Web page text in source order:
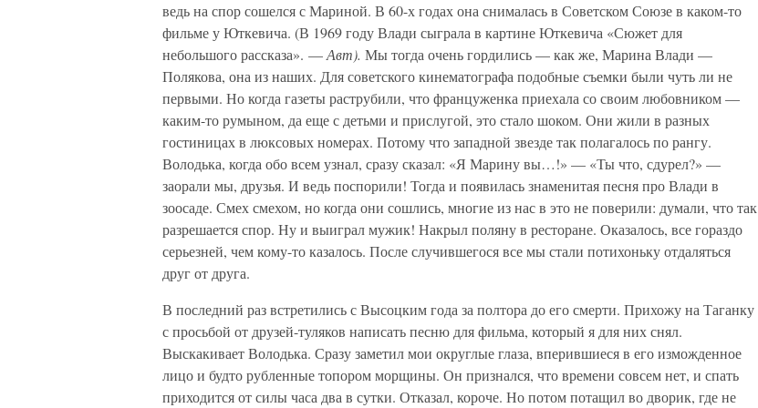
ведь на спор сошелся с Мариной. В 60-х годах она снималась в Советском Союзе в каком-то
фильме у Юткевича. (В 1969 году Влади сыграла в картине Юткевича «Сюжет для
небольшого рассказа». —Авт). Мы тогда очень гордились — как же, Марина Влади —
Полякова, она из наших. Для советского кинематографа подобные съемки были чуть ли не
первыми. Но когда газеты раструбили, что француженка приехала со своим любовником —
каким-то румыном, да еще с детьми и прислугой, это стало шоком. Они жили в разных
гостиницах в люксовых номерах. Потому что западной звезде так полагалось по рангу.
Володька, когда обо всем узнал, сразу сказал: «Я Марину вы…!» — «Ты что, сдурел?» —
заорали мы, друзья. И ведь поспорили! Тогда и появилась знаменитая песня про Влади в
зоосаде. Смех смехом, но когда они сошлись, многие из нас в это не поверили: думали, что так
разрешается спор. Ну и выиграл мужик! Накрыл поляну в ресторане. Оказалось, все гораздо
серьезней, чем кому-то казалось. После случившегося все мы стали потихоньку отдаляться
друг от друга.
В последний раз встретились с Высоцким года за полтора до его смерти. Прихожу на Таганку
с просьбой от друзей-туляков написать песню для фильма, который я для них снял.
Выскакивает Володька. Сразу заметил мои округлые глаза, вперившиеся в его изможденное
лицо и будто рубленные топором морщины. Он признался, что времени совсем нет, и спать
приходится от силы часа два в сутки. Отказал, короче. Но потом потащил во дворик, где не